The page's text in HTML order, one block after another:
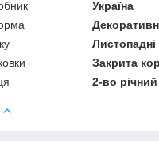
Україна
Листопадні
Закрита
2-во річний